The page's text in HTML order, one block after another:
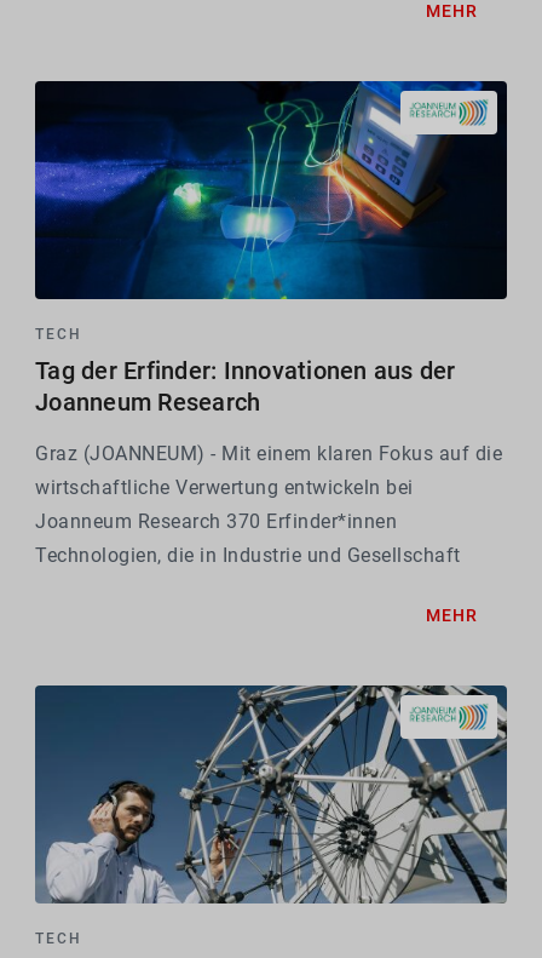
Stromversorgung und mit hoher Präzision. Im EU-
MEHR
TECH
Tag der Erfinder: Innovationen aus der
Joanneum Research
Graz (JOANNEUM) - Mit einem klaren Fokus auf die
wirtschaftliche Verwertung entwickeln bei
Joanneum Research 370 Erfinder*innen
Technologien, die in Industrie und Gesellschaft
MEHR
TECH